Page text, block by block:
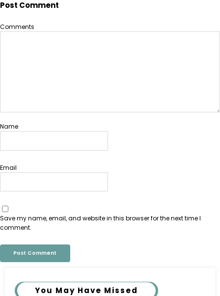
Post Comment
Comments
Name
Email
Save my name, email, and website in this browser for the next time I
comment.
You May Have Missed